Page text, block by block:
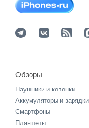
Обзоры
Наушники и колонки
Аккумуляторы и зарядки
Смартфоны
Планшеты